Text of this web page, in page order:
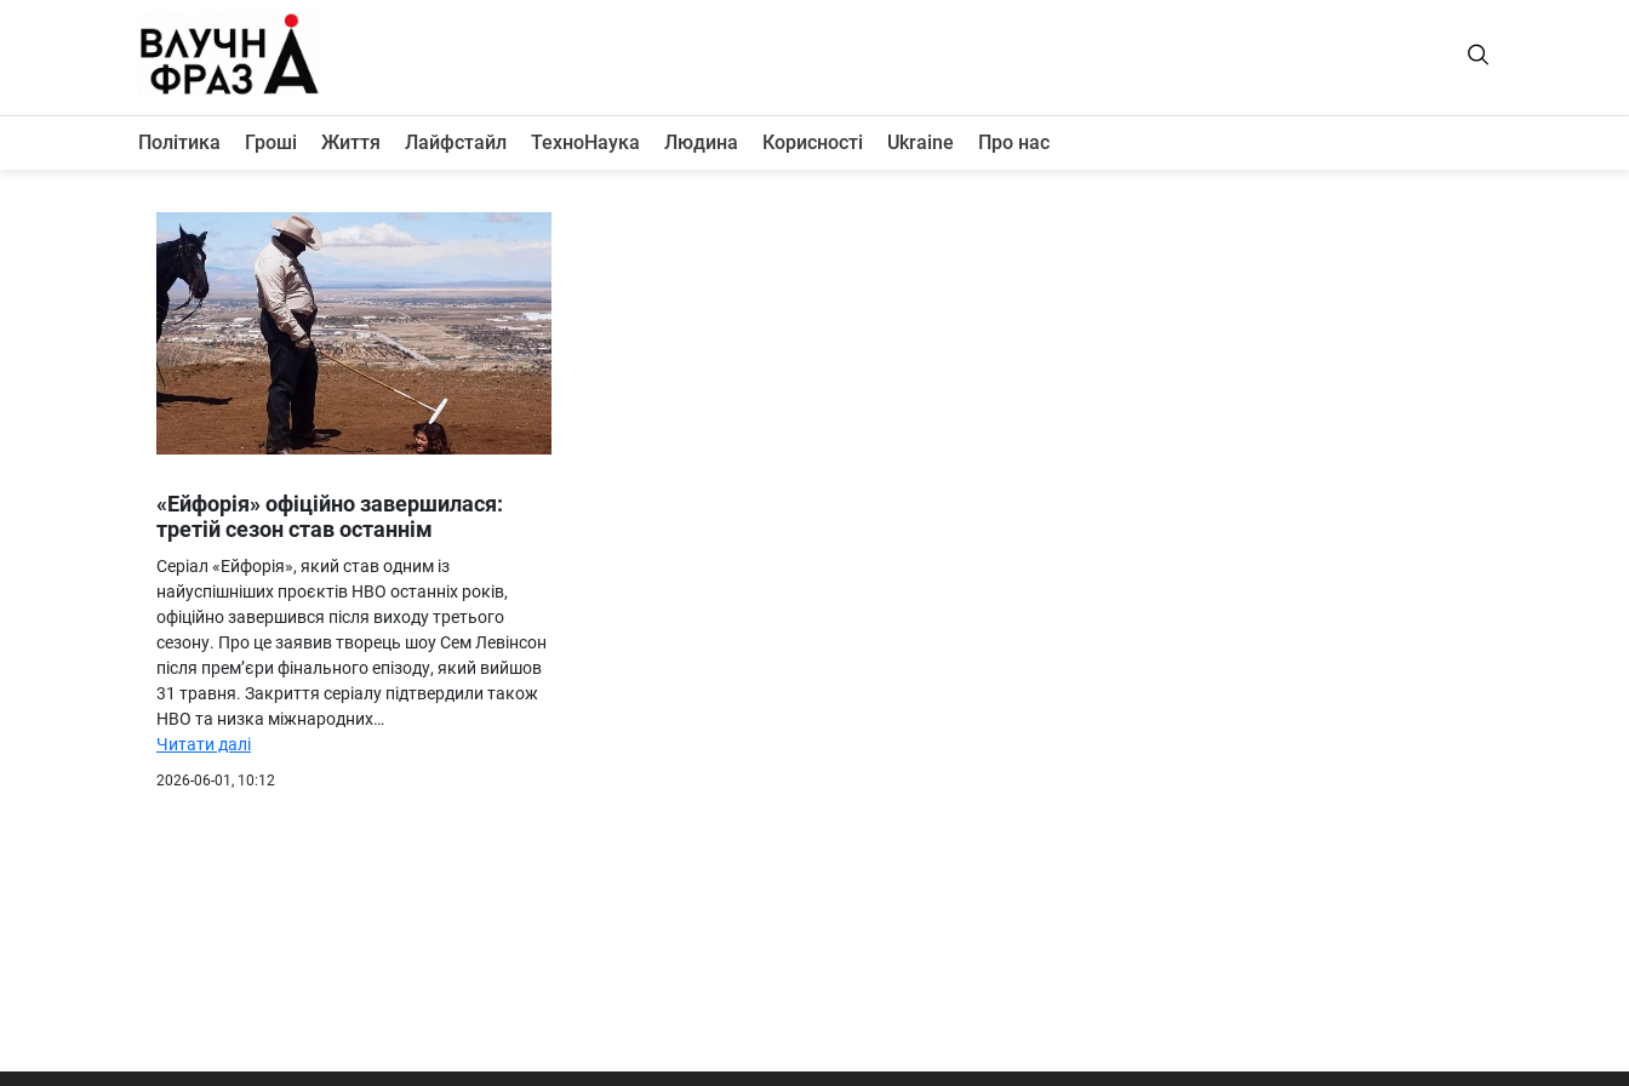
Політика
Життя
Лайфстайл
ТехноНаука
Людина
Корисності
Про нас
Політика Гроші Життя Лайфстайл ТехноНаука Людина Корисності Ukraine Про нас
«Ейфорія» офіційно завершилася:
третій сезон став останнім
Серіал «Ейфорія», який став одним із
найуспішніших проєктів HBO останніх років,
офіційно завершився після виходу третього
сезону. Про це заявив творець шоу Сем Левінсон
після прем’єри фінального епізоду, який вийшов
31 травня. Закриття серіалу підтвердили також
HBO та низка міжнародних…
Читати далі
2026-06-01, 10:12